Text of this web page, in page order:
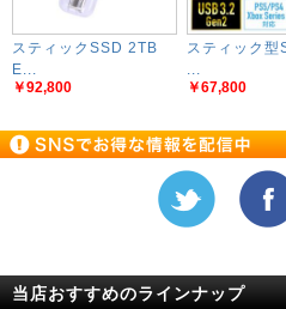
スティックSSD 2TB
E...
￥92,800
スティック型
...
￥67,800
当店おすすめのラインナップ